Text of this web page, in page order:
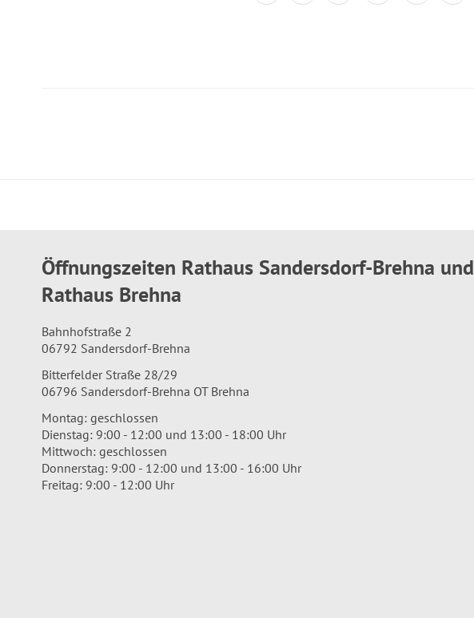
Öffnungszeiten Rathaus Sandersdorf-Brehna und
Rathaus Brehna
Bahnhofstraße 2
06792 Sandersdorf-Brehna
Bitterfelder Straße 28/29
06796 Sandersdorf-Brehna OT Brehna
Montag: geschlossen
Dienstag: 9:00 - 12:00 und 13:00 - 18:00 Uhr
Mittwoch: geschlossen
Donnerstag: 9:00 - 12:00 und 13:00 - 16:00 Uhr
Freitag: 9:00 - 12:00 Uhr